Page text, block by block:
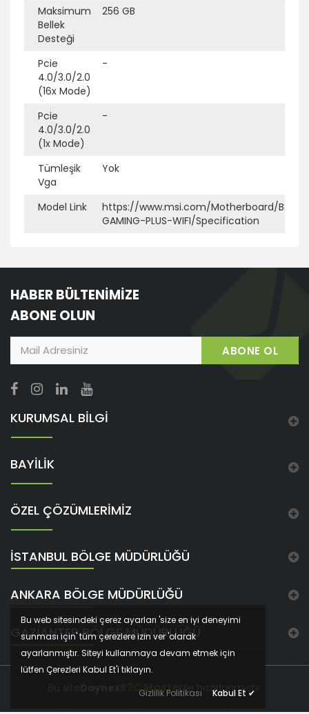
Maksimum
Bellek
Desteği
256 GB
Pcie
4.0/3.0/2.0
(16x Mode)
-
Pcie
4.0/3.0/2.0
(1x Mode)
-
Tümleşik
Vga
Yok
Model Link
https://www.msi.com/Motherboard/B850-
GAMING-PLUS-WIFI/Specification
HABER BÜLTENİMİZE
ABONE OLUN
ABONE OL
KURUMSAL BİLGİ
BAYİLİK
ÖZEL ÇÖZÜMLERİMİZ
İSTANBUL BÖLGE MÜDÜRLÜĞÜ
ANKARA BÖLGE MÜDÜRLÜĞÜ
GAZIANTEP BÖLGE MÜDÜRLÜĞÜ
B2C Masterile hazırlanmıştır
Bu web sitesindeki çerez ayarları 'size en iyi deneyimi
sunması için' tüm çerezlere izin ver 'olarak
ayarlanmıştır. Siteyi kullanmaya devam etmek için
lütfen Çerezleri Kabul Et'i tıklayın.
Gizlilik Politikası
Kabul Et ✔